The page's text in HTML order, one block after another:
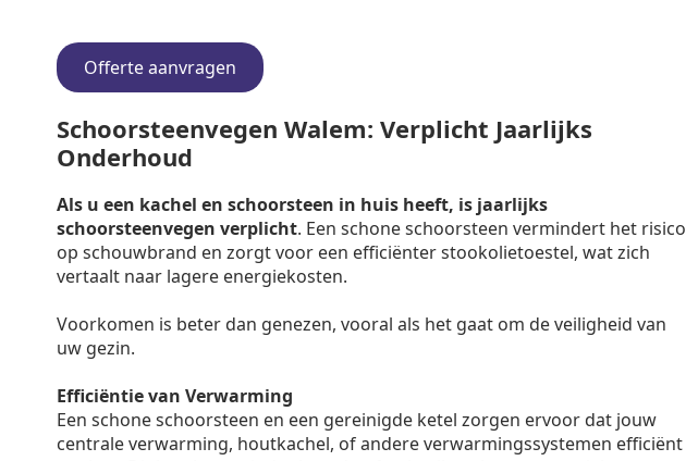
Offerte aanvragen
Schoorsteenvegen Walem: Verplicht Jaarlijks
Onderhoud
Als u een kachel en schoorsteen in huis heeft, is jaarlijks
schoorsteenvegen verplicht. Een schone schoorsteen vermindert het risico
op schouwbrand en zorgt voor een efficiënter stookolietoestel, wat zich
vertaalt naar lagere energiekosten.
Voorkomen is beter dan genezen, vooral als het gaat om de veiligheid van
uw gezin.
Efficiëntie van Verwarming
Een schone schoorsteen en een gereinigde ketel zorgen ervoor dat jouw
centrale verwarming, houtkachel, of andere verwarmingssystemen efficiënt